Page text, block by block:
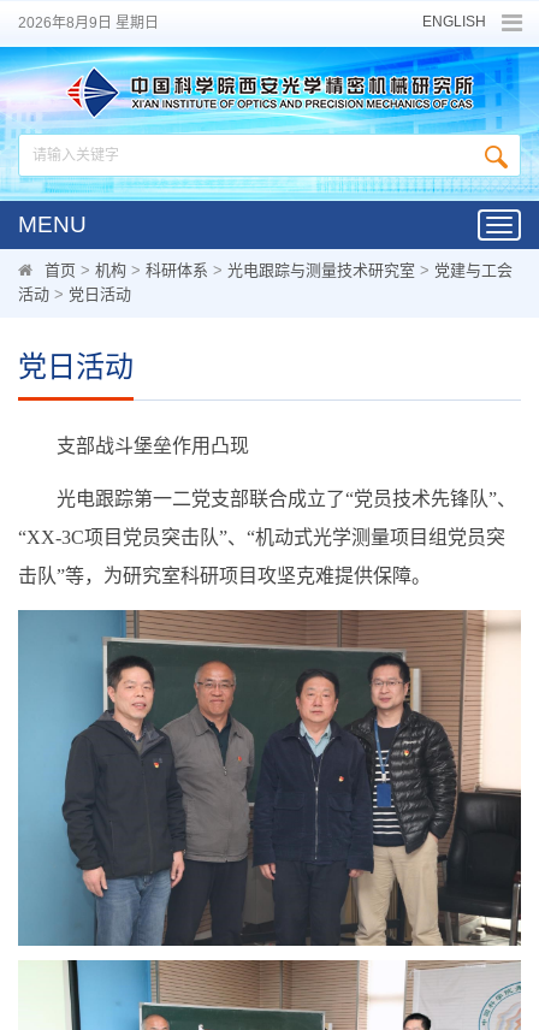
2026年8月9日 星期日 ENGLISH
MENU
首页 > 机构 > 科研体系 > 光电跟踪与测量技术研究室 > 党建与工会
活动 > 党日活动
党日活动
支部战斗堡垒作用凸现
光电跟踪第一二党支部联合成立了“党员技术先锋队”、
“XX-3C项目党员突击队”、“机动式光学测量项目组党员突
击队”等，为研究室科研项目攻坚克难提供保障。